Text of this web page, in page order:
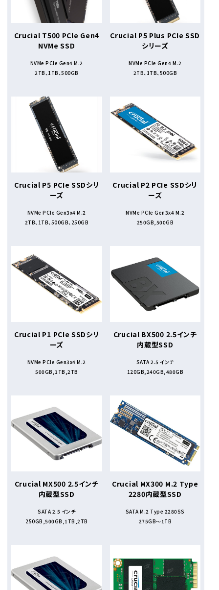
Crucial T500 PCle Gen4
NVMe SSD
NVMe PCIe Gen4 M.2
2TB、1TB、500GB
Crucial P5 Plus PCIe SSD
シリーズ
NVMe PCIe Gen4 M.2
2TB、1TB、500GB
Crucial P5 PCIe SSDシリ
ーズ
NVMe PCIe Gen3x4 M.2
2TB、1TB、500GB、250GB
Crucial P2 PCIe SSDシリ
ーズ
NVMe PCIe Gen3x4 M.2
250GB,500GB
Crucial P1 PCIe SSDシリ
ーズ
NVMe PCIe Gen3x4 M.2
500GB,1TB,2TB
Crucial BX500 2.5インチ
内蔵型SSD
SATA 2.5 インチ
120GB,240GB,480GB
Crucial MX500 2.5インチ
内蔵型SSD
SATA 2.5 インチ
250GB,500GB,1TB,2TB
Crucial MX300 M.2 Type
2280内蔵型SSD
SATA M.2 Type 2280SS
275GB～1TB